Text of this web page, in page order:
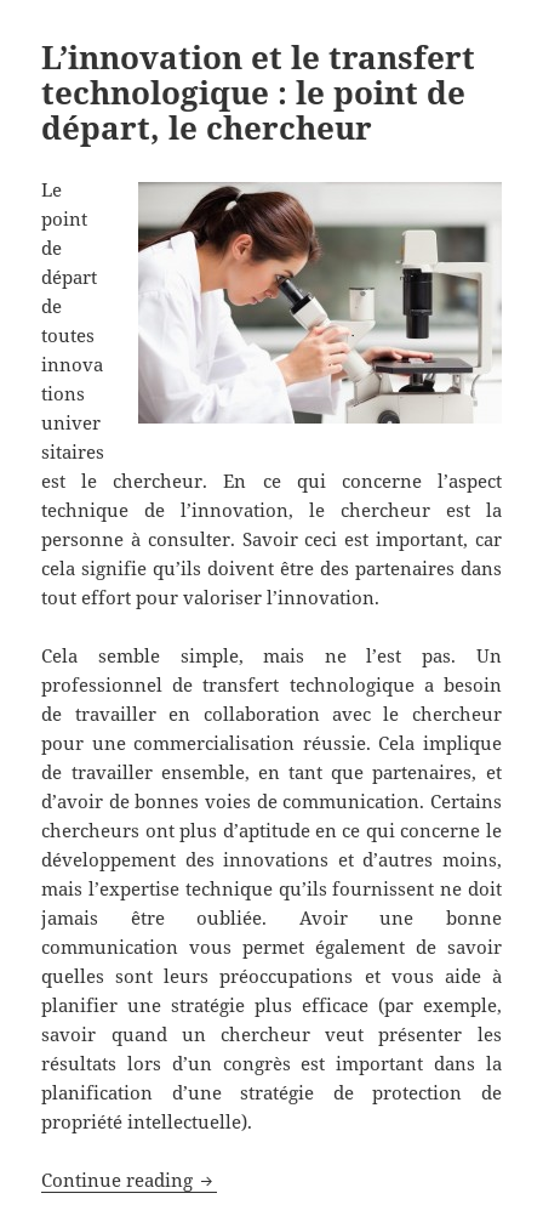
L’innovation et le transfert
technologique : le point de
départ, le chercheur
Le
point
de
départ
de
toutes
innova
tions
univer
sitaires
est le chercheur. En ce qui concerne l’aspect
technique de l’innovation, le chercheur est la
personne à consulter. Savoir ceci est important, car
cela signifie qu’ils doivent être des partenaires dans
tout effort pour valoriser l’innovation.
Cela semble simple, mais ne l’est pas. Un
professionnel de transfert technologique a besoin
de travailler en collaboration avec le chercheur
pour une commercialisation réussie. Cela implique
de travailler ensemble, en tant que partenaires, et
d’avoir de bonnes voies de communication. Certains
chercheurs ont plus d’aptitude en ce qui concerne le
développement des innovations et d’autres moins,
mais l’expertise technique qu’ils fournissent ne doit
jamais être oubliée. Avoir une bonne
communication vous permet également de savoir
quelles sont leurs préoccupations et vous aide à
planifier une stratégie plus efficace (par exemple,
savoir quand un chercheur veut présenter les
résultats lors d’un congrès est important dans la
planification d’une stratégie de protection de
propriété intellectuelle).
Continue reading L’innovation et le transfert